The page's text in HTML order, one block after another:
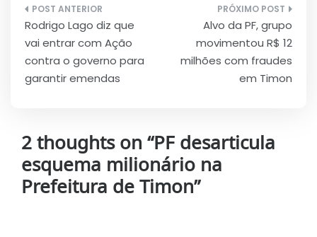
Navegação
de
Post
Rodrigo Lago diz que
vai entrar com Ação
contra o governo para
garantir emendas
Alvo da PF, grupo
movimentou R$ 12
milhões com fraudes
em Timon
2 thoughts on “PF desarticula
esquema milionário na
Prefeitura de Timon”